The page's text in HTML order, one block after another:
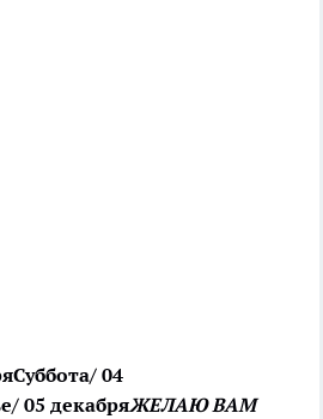
Суббота/ 04
05 декабряЖЕЛАЮ ВАМ